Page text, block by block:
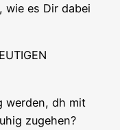
wie es Dir dabei
wer­den, dh mit
zugehen?